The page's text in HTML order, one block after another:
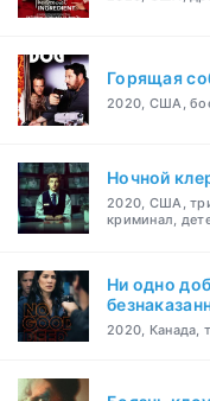
Горящая
2020, США,
Ночной
2020, США,
криминал,
Ни одно
2020, Канада,